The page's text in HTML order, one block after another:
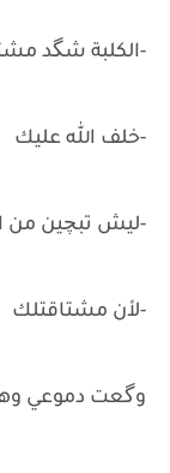
-الكلبة شگد
-خلف الله عليك
-ليش تبچين
-لأن مشتاقتلك
وگعت دموعي